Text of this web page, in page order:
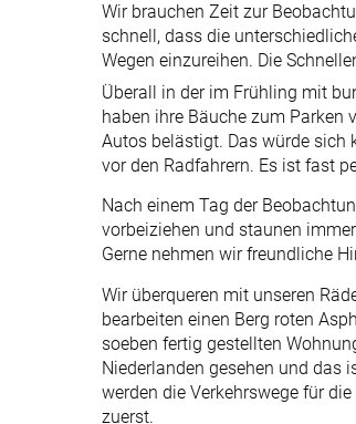
Wir brauchen Zeit zur
schnell, dass die
Wegen einzureihen. Die
Überall in der im Frühling mit
haben ihre Bäuche zum Parken
Autos belästigt. Das würde sich
vor den Radfahrern. Es ist fast
Nach einem Tag der
vorbeiziehen und staunen
Gerne nehmen wir freundliche
Wir überqueren mit unseren
bearbeiten einen Berg roten
soeben fertig gestellten
Niederlanden gesehen und das
werden die Verkehrswege für
zuerst.